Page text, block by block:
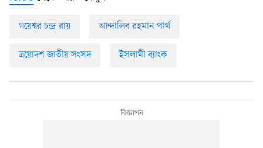
গয়েশ্বর চন্দ্র রায় আন্দালিব রহমান পার্থ
ত্রয়োদশ জাতীয় সংসদ ইসলামী ব্যাংক